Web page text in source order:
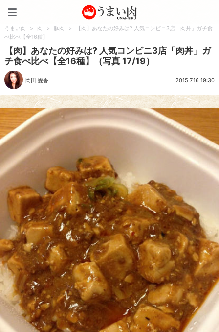
うまい肉 > 肉 > 豚肉 >
【肉】あなたの好みは? 人気コンビニ3店「肉丼」ガチ食
べ比べ【全16種】
【肉】あなたの好みは? 人気コンビニ3店「肉丼」ガ
チ食べ比べ【全16種】（写真 17/19）
岡田 愛香 2015.7.16 19:30